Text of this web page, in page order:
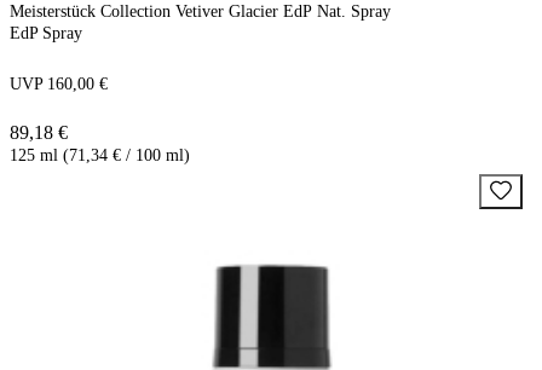
Meisterstück Collection Vetiver Glacier EdP Nat. Spray
EdP Spray
UVP 160,00 €
89,18 €
125 ml (71,34 € / 100 ml)